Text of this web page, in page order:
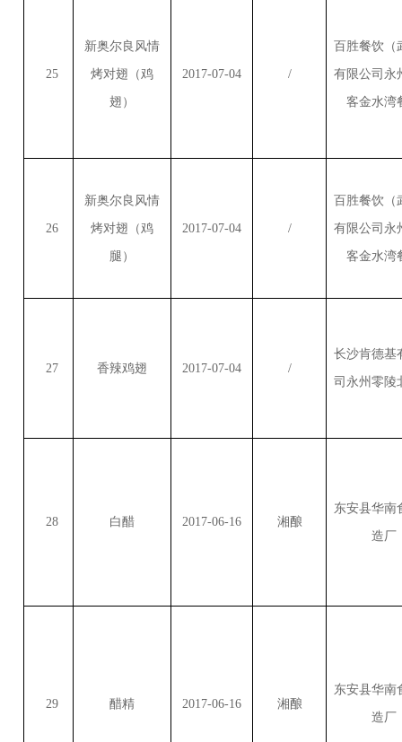
25
新奥尔良风情
烤对翅（鸡
翅）
2017-07-04 /
百胜餐饮（
有限公司永
客金水湾
26
新奥尔良风情
烤对翅（鸡
腿）
2017-07-04 /
百胜餐饮（
有限公司永
客金水湾
27 香辣鸡翅 2017-07-04 /
长沙肯德基
司永州零陵
28 白醋 2017-06-16 湘酿
东安县华南
造厂
29 醋精 2017-06-16 湘酿
东安县华南
造厂